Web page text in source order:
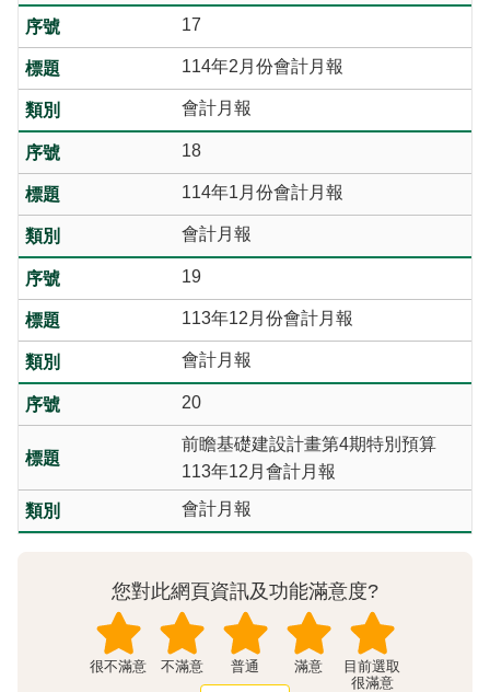
17
114年2月份會計月報
會計月報
18
114年1月份會計月報
會計月報
19
113年12月份會計月報
會計月報
20
前瞻基礎建設計畫第4期特別預算
113年12月會計月報
會計月報
您對此網頁資訊及功能滿意度?
很不滿意 不滿意 普通
滿意
很滿意